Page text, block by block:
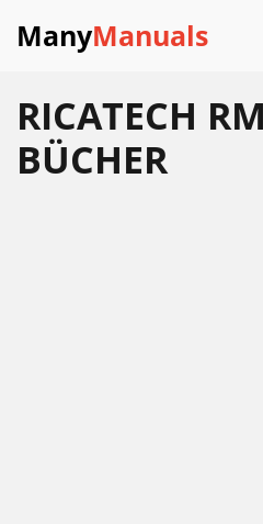
ManyManuals
RICATECH
BÜCHER